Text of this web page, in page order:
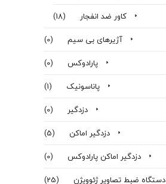
کاور ضد انفجار
(18)
آژیرهای بی سیم
(0)
پارادوکس
(0)
پاناسونیک
(1)
دزدگیر
(0)
دزدگیر اماکن
(5)
دزدگیر اماکن پارادوکس
(0)
دستگاه ضبط تصاویر ژئوویژن
(25)